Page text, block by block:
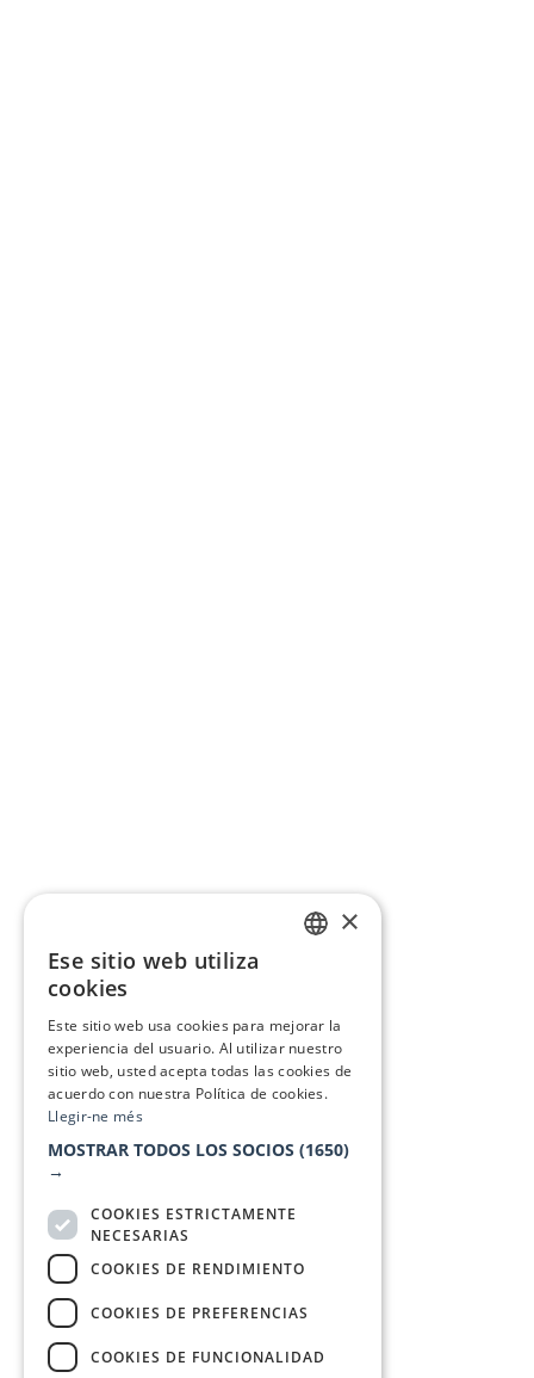
×
Ese sitio web utiliza
cookies
Este sitio web usa cookies para mejorar la
experiencia del usuario. Al utilizar nuestro
sitio web, usted acepta todas las cookies de
acuerdo con nuestra Política de cookies.
Llegir-ne més
MOSTRAR TODOS LOS SOCIOS (1650)
→
COOKIES ESTRICTAMENTE
NECESARIAS
COOKIES DE RENDIMIENTO
COOKIES DE PREFERENCIAS
COOKIES DE FUNCIONALIDAD